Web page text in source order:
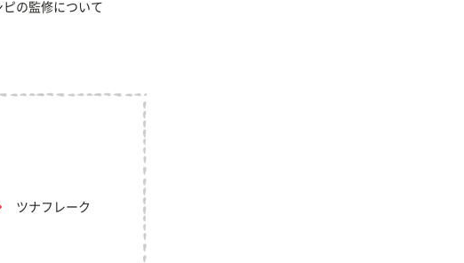
ピの監修について
ツナフレーク